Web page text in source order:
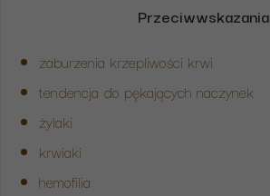
Przeciwwskazania
zaburzenia krzepliwości krwi
tendencja do pękających naczynek
żylaki
krwiaki
hemofilia